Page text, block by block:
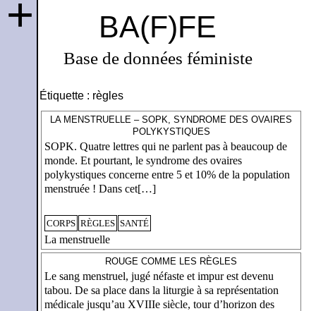
BA(F)FE
Base de données féministe
+
Étiquette : règles
LA MENSTRUELLE – SOPK, SYNDROME DES OVAIRES
POLYKYSTIQUES
SOPK. Quatre lettres qui ne parlent pas à beaucoup de
monde. Et pourtant, le syndrome des ovaires
polykystiques concerne entre 5 et 10% de la population
menstruée ! Dans cet[…]
CORPS RÈGLES SANTÉ
La menstruelle
ROUGE COMME LES RÈGLES
Le sang menstruel, jugé néfaste et impur est devenu
tabou. De sa place dans la liturgie à sa représentation
médicale jusqu’au XVIIIe siècle, tour d’horizon des